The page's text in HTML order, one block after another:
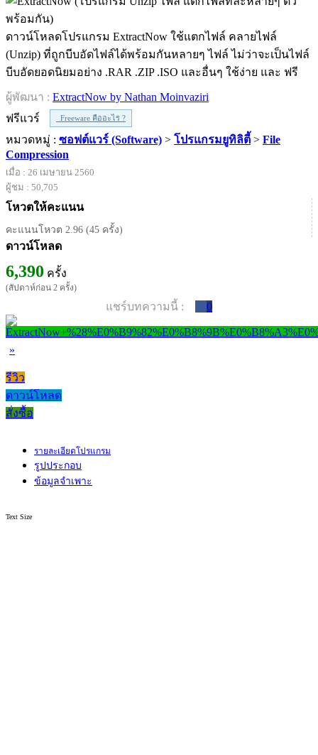
ดาวน์โหลดโปรแกรม ExtractNow ใช้แตกไฟล์ คลายไฟล์
(Unzip) ที่ถูกบีบอัดไฟล์ได้พร้อมกันหลายๆ ไฟล์ ไม่ว่าจะเป็นไฟล์
บีบอัดยอดนิยมอย่าง .RAR .ZIP .ISO และอื่นๆ ใช้ง่าย และ ฟรี
ผู้พัฒนา : ExtractNow by Nathan Moinvaziri
ฟรีแวร์
Freeware คืออะไร ?
หมวดหมู่ : ซอฟต์แวร์ (Software) > โปรแกรมยูทิลิตี้ > File
Compression
เมื่อ : 26 เมษายน 2560
ผู้ชม : 50,705
โหวตให้คะแนน
คะแนนโหวต 2.96 (45 ครั้ง)
ดาวน์โหลด
6,390 ครั้ง
(สัปดาห์ก่อน 2 ครั้ง)
แชร์บทความนี้ : 0
»
รีวิว
ดาวน์โหลด
สั่งซื้อ
รายละเอียดโปรแกรม
รูปประกอบ
ข้อมูลจำเพาะ
Text Size